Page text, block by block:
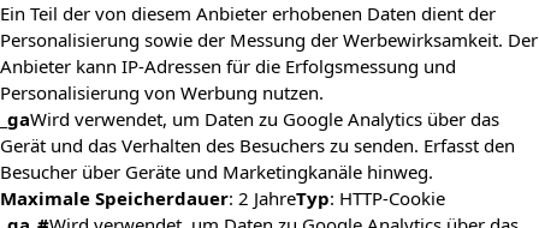
Ein Teil der von diesem Anbieter erhobenen Daten dient der
Personalisierung sowie der Messung der Werbewirksamkeit. Der
Anbieter kann IP-Adressen für die Erfolgsmessung und
Personalisierung von Werbung nutzen.
_gaWird verwendet, um Daten zu Google Analytics über das
Gerät und das Verhalten des Besuchers zu senden. Erfasst den
Besucher über Geräte und Marketingkanäle hinweg.
Maximale Speicherdauer: 2 JahreTyp: HTTP-Cookie